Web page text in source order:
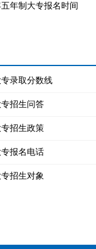
年制大专报名时间
录取分数线
招生问答
招生政策
报名电话
招生对象